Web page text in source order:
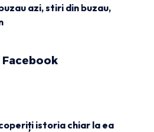
azi,stiri din buzau,
istoria chiar la ea